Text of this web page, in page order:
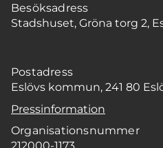
Besöksadress
Stadshuset, Gröna torg 2,
Postadress
Eslövs kommun, 241 80
Pressinformation
Organisationsnummer
212000-1173